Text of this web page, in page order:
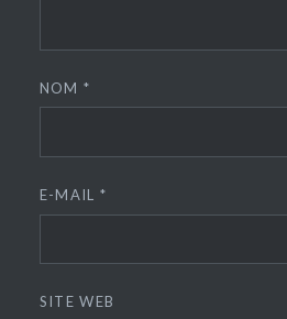
NOM*
E-MAIL *
SITE WEB